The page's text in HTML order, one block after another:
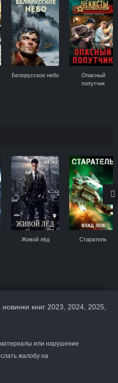
Белорусское небо
Опасный
попутчик
Живой лёд Старатель
книг 2023, 2024, 2025,
или нарушение
жалобу на